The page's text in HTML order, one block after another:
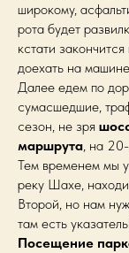
широкому,
рота будет
кстати
доехать на
Далее едем по
сумасшедшие,
сезон, не зря
маршрута, на 20-
Тем временем мы
реку Шахе,
Второй, но нам
там есть указатель!
Посещение